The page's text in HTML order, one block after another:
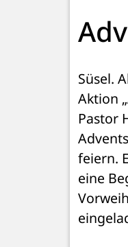
Süsel.
Aktion
Pastor
feiern.
eine